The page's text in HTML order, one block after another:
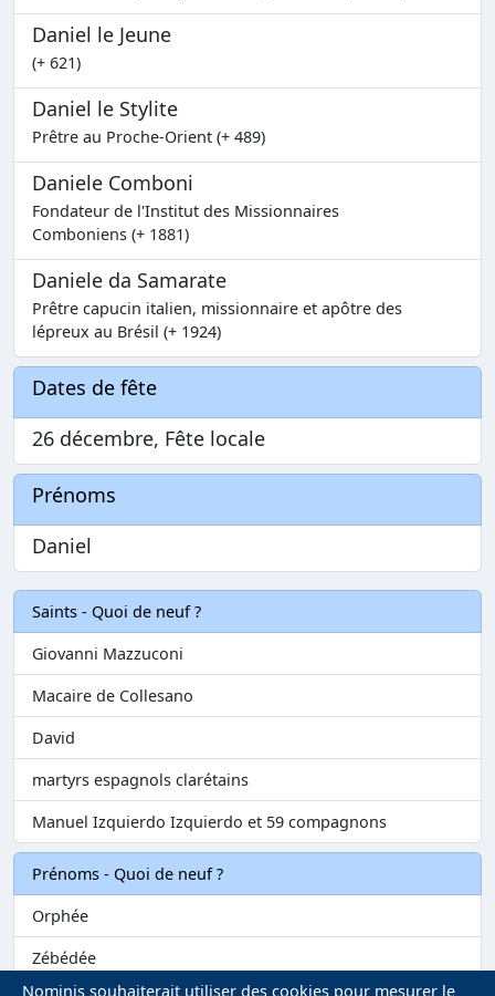
Daniel le Jeune
(+ 621)
Daniel le Stylite
Prêtre au Proche-Orient (+ 489)
Daniele Comboni
Fondateur de l'Institut des Missionnaires
Comboniens (+ 1881)
Daniele da Samarate
Prêtre capucin italien, missionnaire et apôtre des
lépreux au Brésil (+ 1924)
Dates de fête
26 décembre, Fête locale
Prénoms
Daniel
Saints - Quoi de neuf ?
Giovanni Mazzuconi
Macaire de Collesano
David
martyrs espagnols clarétains
Manuel Izquierdo Izquierdo et 59 compagnons
Prénoms - Quoi de neuf ?
Orphée
Zébédée
Nominis souhaiterait utiliser des cookies pour mesurer le